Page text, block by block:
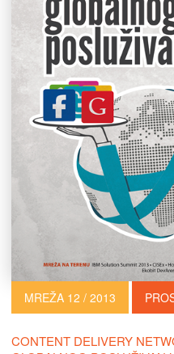
MREŽA 12 / 2013
CONTENT DELIVERY